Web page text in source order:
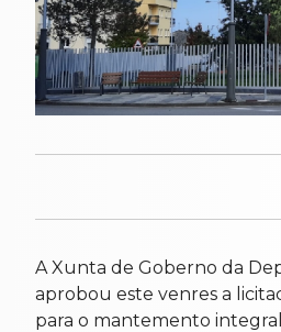
A Xunta de Goberno da
aprobou este venres a
para o mantemento